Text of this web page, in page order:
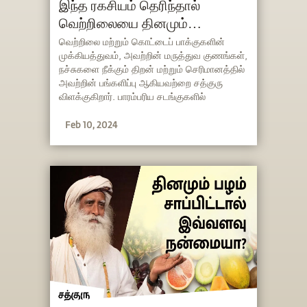
இந்த ரகசியம் தெரிந்தால்
வெற்றிலையை தினமும்
சாப்பிடுவீங்க!
வெற்றிலை மற்றும் கொட்டைப் பாக்குகளின்
முக்கியத்துவம், அவற்றின் மருத்துவ குணங்கள்,
நச்சுகளை நீக்கும் திறன் மற்றும் செரிமானத்தில்
அவற்றின் பங்களிப்பு ஆகியவற்றை சத்குரு
விளக்குகிறார். பாரம்பரிய சடங்குகளில்
அவை எவ்வாறு ஒருவரின் உணர்திறனை
Feb 10, 2024